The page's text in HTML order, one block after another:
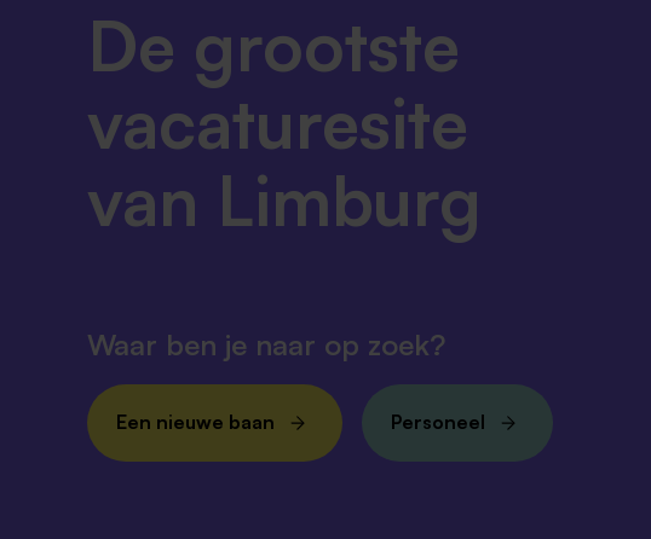
De grootste
vacaturesite
van Limburg
Waar ben je naar op zoek?
Een nieuwe baan Personeel